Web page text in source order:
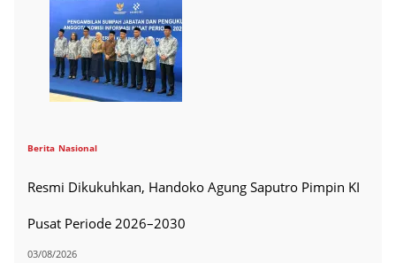
Berita Nasional
Resmi Dikukuhkan, Handoko Agung Saputro Pimpin KI
Pusat Periode 2026–2030
03/08/2026